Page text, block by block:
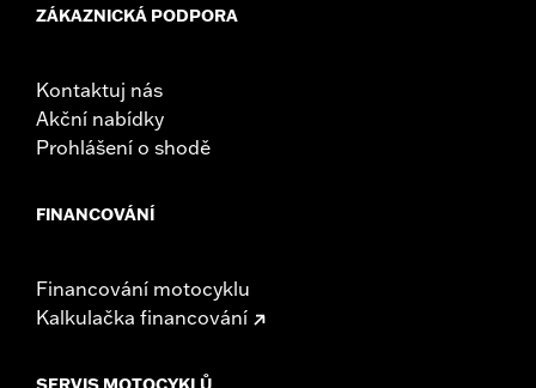
ZÁKAZNICKÁ PODPORA
Kontaktuj nás
Akční nabídky
Prohlášení o shodě
FINANCOVÁNÍ
Financování motocyklu
Kalkulačka financování